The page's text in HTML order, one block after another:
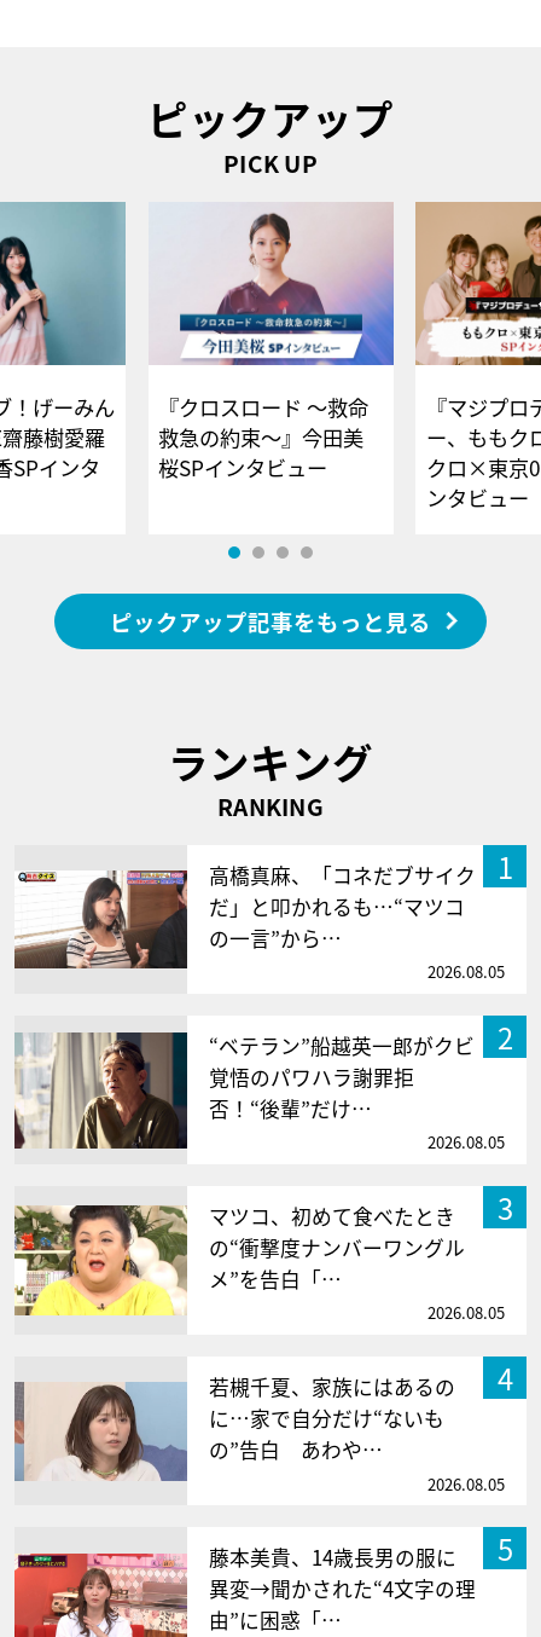
ピックアップ
PICK UP
！げーみん
藤樹愛羅
SPインタ
『クロスロード ～救命
救急の約束～』今田美
桜SPインタビュー
『マジプロ
ー、ももク
クロ×東京
ンタビュー
ピックアップ記事をもっと見る
ランキング
RANKING
1
高橋真麻、「コネだブサイク
だ」と叩かれるも…“マツコ
の一言”から…
2026.08.05
2
“ベテラン”船越英一郎がクビ
覚悟のパワハラ謝罪拒
否！“後輩”だけ…
2026.08.05
3
マツコ、初めて食べたとき
の“衝撃度ナンバーワングル
メ”を告白「…
2026.08.05
4
若槻千夏、家族にはあるの
に…家で自分だけ“ないも
の”告白 あわや…
2026.08.05
5
藤本美貴、14歳長男の服に
異変→聞かされた“4文字の理
由”に困惑「…